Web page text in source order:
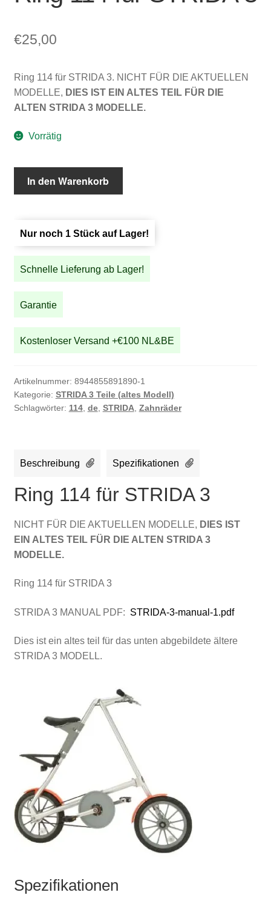
€25,00
Ring 114 für STRIDA 3. NICHT FÜR DIE AKTUELLEN
MODELLE, DIES IST EIN ALTES TEIL FÜR DIE
ALTEN STRIDA 3 MODELLE.
Vorrätig
Menge
In den Warenkorb
Nur noch 1 Stück auf Lager!
Schnelle Lieferung ab Lager!
Garantie
Kostenloser Versand +€100 NL&BE
Artikelnummer: 8944855891890-1
Kategorie: STRIDA 3 Teile (altes Modell)
Schlagwörter: 114, de, STRIDA, Zahnräder
Beschreibung Spezifikationen
Ring 114 für STRIDA 3
NICHT FÜR DIE AKTUELLEN MODELLE, DIES IST
EIN ALTES TEIL FÜR DIE ALTEN STRIDA 3
MODELLE.
Ring 114 für STRIDA 3
STRIDA 3 MANUAL PDF: STRIDA-3-manual-1.pdf
Dies ist ein altes teil für das unten abgebildete ältere
STRIDA 3 MODELL.
Spezifikationen